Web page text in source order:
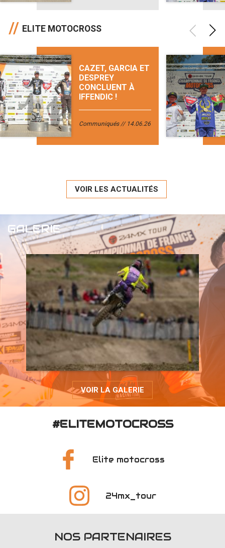
ELITE MOTOCROSS
CAZET, GARCIA ET
DESPREY
CONCLUENT À
IFFENDIC !
Communiqués 14.06.26
VOIR LES ACTUALITÉS
GALERIE
VOIR LA GALERIE
#ELITEMOTOCROSS
Elite motocross
24mx_tour
NOS PARTENAIRES